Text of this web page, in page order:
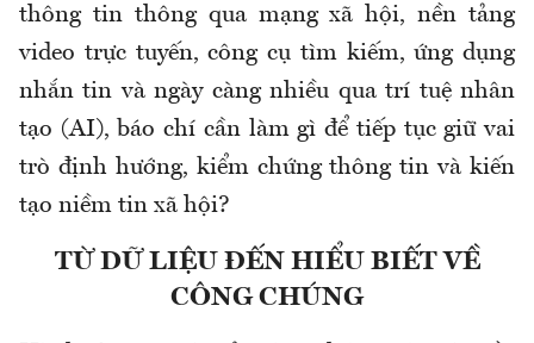
thông tin thông qua mạng xã hội, nền tảng
video trực tuyến, công cụ tìm kiếm, ứng dụng
nhắn tin và ngày càng nhiều qua trí tuệ nhân
tạo (AI), báo chí cần làm gì để tiếp tục giữ vai
trò định hướng, kiểm chứng thông tin và kiến
tạo niềm tin xã hội?
TỪ DỮ LIỆU ĐẾN HIỂU BIẾT VỀ
CÔNG CHÚNG